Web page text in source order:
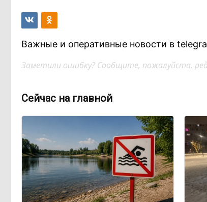
Важные и оперативные новости в
Заметили ошибку? Сообщите, пожалуйста,
Сейчас на главной